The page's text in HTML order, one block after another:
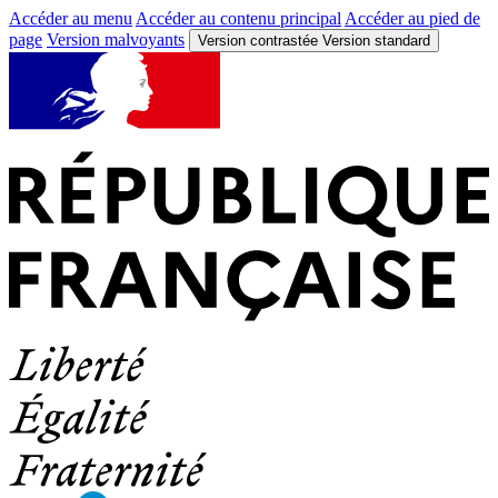
Accéder au menu Accéder au contenu principal Accéder au pied de
page Version malvoyants Version contrastée Version standard